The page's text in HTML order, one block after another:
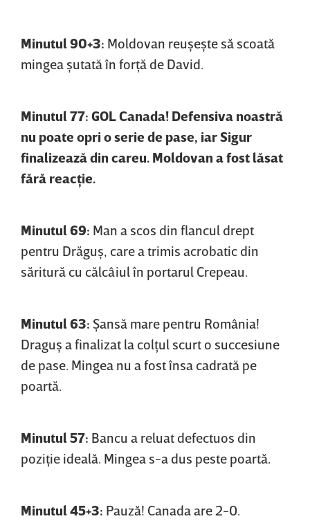
Minutul 90+3: Moldovan reuşeşte să scoată
mingea şutată în forţă de David.
Minutul 77: GOL Canada! Defensiva noastră
nu poate opri o serie de pase, iar Sigur
finalizează din careu. Moldovan a fost lăsat
fără reacţie.
Minutul 69: Man a scos din flancul drept
pentru Drăguş, care a trimis acrobatic din
săritură cu călcâiul în portarul Crepeau.
Minutul 63: Şansă mare pentru România!
Draguş a finalizat la colţul scurt o succesiune
de pase. Mingea nu a fost însa cadrată pe
poartă.
Minutul 57: Bancu a reluat defectuos din
poziţie ideală. Mingea s-a dus peste poartă.
Minutul 45+3: Pauză! Canada are 2-0.